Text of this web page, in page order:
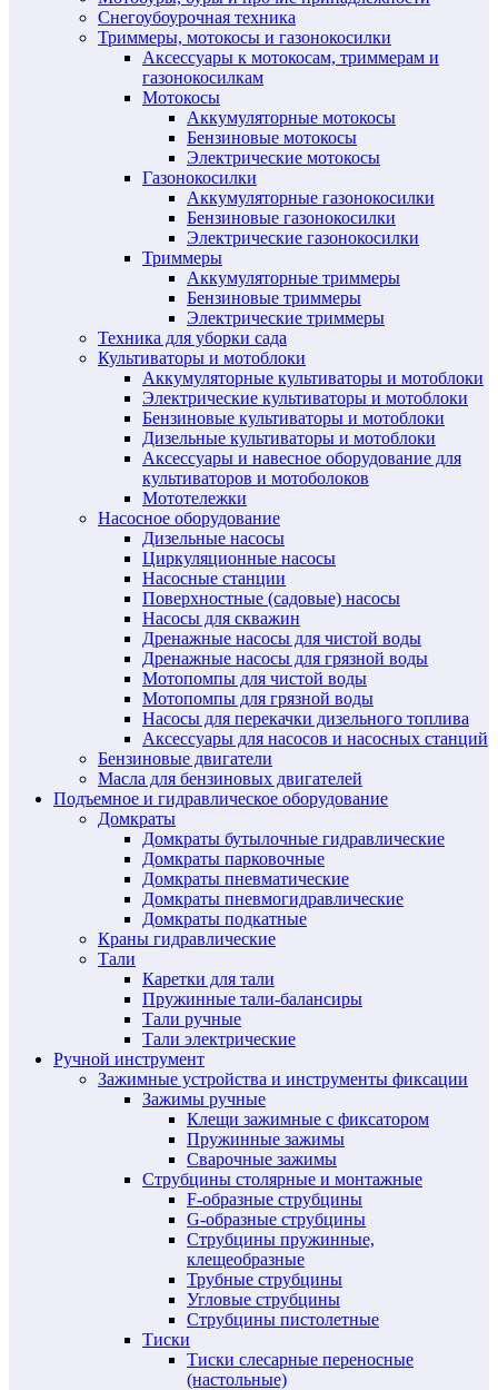
Снегоубоурочная техника
Триммеры, мотокосы и газонокосилки
Аксессуары к мотокосам, триммерам и
газонокосилкам
Мотокосы
Аккумуляторные мотокосы
Бензиновые мотокосы
Электрические мотокосы
Газонокосилки
Аккумуляторные газонокосилки
Бензиновые газонокосилки
Электрические газонокосилки
Триммеры
Аккумуляторные триммеры
Бензиновые триммеры
Электрические триммеры
Техника для уборки сада
Культиваторы и мотоблоки
Аккумуляторные культиваторы и мотоблоки
Электрические культиваторы и мотоблоки
Бензиновые культиваторы и мотоблоки
Дизельные культиваторы и мотоблоки
Аксессуары и навесное оборудование для
культиваторов и мотоболоков
Мототележки
Насосное оборудование
Дизельные насосы
Циркуляционные насосы
Насосные станции
Поверхностные (садовые) насосы
Насосы для скважин
Дренажные насосы для чистой воды
Дренажные насосы для грязной воды
Мотопомпы для чистой воды
Мотопомпы для грязной воды
Насосы для перекачки дизельного топлива
Аксессуары для насосов и насосных станций
Бензиновые двигатели
Масла для бензиновых двигателей
Подъемное и гидравлическое оборудование
Домкраты
Домкраты бутылочные гидравлические
Домкраты парковочные
Домкраты пневматические
Домкраты пневмогидравлические
Домкраты подкатные
Краны гидравлические
Тали
Каретки для тали
Пружинные тали-балансиры
Тали ручные
Тали электрические
Ручной инструмент
Зажимные устройства и инструменты фиксации
Зажимы ручные
Клещи зажимные с фиксатором
Пружинные зажимы
Сварочные зажимы
Струбцины столярные и монтажные
F-образные струбцины
G-образные струбцины
Струбцины пружинные,
клещеобразные
Трубные струбцины
Угловые струбцины
Струбцины пистолетные
Тиски
Тиски слесарные переносные
(настольные)